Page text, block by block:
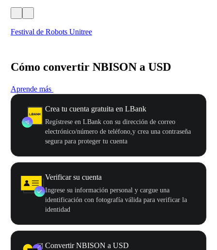
Festival de Robots Unitree
Cómo convertir NBISON a USD
Aprende más
Crea tu cuenta gratuita en LBank
Regístrese en LBank con su dirección de correo
electrónico/número de teléfono,y crea una contraseña
segura para proteger tu cuenta
Verificar su cuenta
Ingrese su información personal y cargue una
identificación con fotografía válida para verificar la
identidad
Convertir NBISON a USD